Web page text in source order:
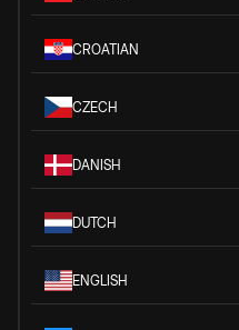
CROATIAN
CZECH
DANISH
DUTCH
ENGLISH